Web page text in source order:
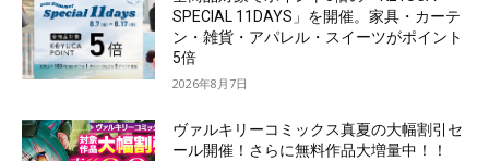
SPECIAL 11DAYS」を開催。家具・カーテ
ン・雑貨・アパレル・スイーツがポイント
5倍
2026年8月7日
ヴァルキリーコミックス真夏の大幅割引セ
ール開催！さらに無料作品大増量中！！